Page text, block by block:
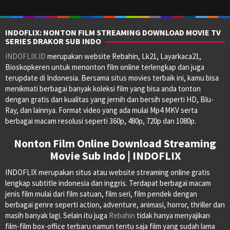
INDOFLIX: NONTON FILM STREAMING DOWNLOAD MOVIE TV
SERIES DRAKOR SUB INDO
INDOFLIX.ID merupakan website Rebahin, Lk21, Layarkaca21,
Bioskopkeren untuk menonton film online terlengkap dan juga
terupdate di Indonesia. Bersama situs movies terbaik ini, kamu bisa
menikmati berbagai banyak koleksi film yang bisa anda tonton
dengan gratis dan kualitas yang jernih dan bersih seperti HD, Blu-
Ray, dan lainnya. Format video yang ada mulai Mp4 MKV serta
berbagai macam resolusi seperti 360p, 480p, 720p dan 1080p.
Nonton Film Online Download Streaming
Movie Sub Indo | INDOFLIX
INDOFLIX merupakan situs atau website streaming online gratis
lengkap subtitle indonesia dan inggris. Terdapat berbagai macam
jenis film mulai dari film satuan, film seri, film pendek dengan
berbagai genre seperti action, adventure, animasi, horror, thriller dan
masih banyak lagi. Selain itu juga Rebahin tidak hanya menyajikan
film-film box-office terbaru namun tentu saja film yang sudah lama